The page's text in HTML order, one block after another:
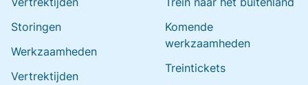
Storingen
Werkzaamheden
Vertrektijden
Komende
werkzaamheden
Treintickets